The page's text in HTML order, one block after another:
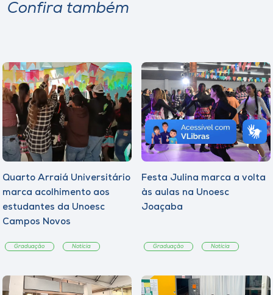
Confira também
Quarto Arraiá Universitário
marca acolhimento aos
estudantes da Unoesc
Campos Novos
Graduação Notícia
Festa Julina marca a volta
às aulas na Unoesc
Joaçaba
Graduação Notícia